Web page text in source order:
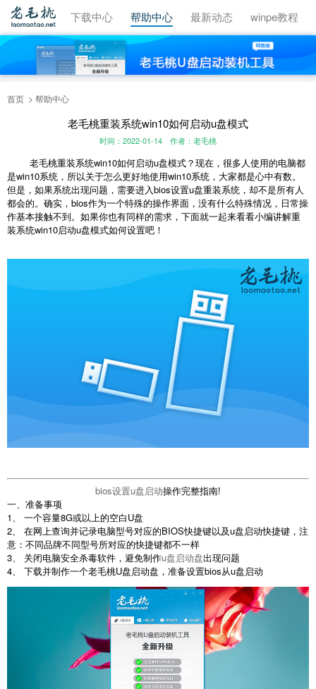
视频教程 下载中心 帮助中心 最新动态 winpe教程
首页 帮助中心
老毛桃重装系统win10如何启动u盘模式
时间：2022-01-14 作者：老毛桃
老毛桃重装系统win10如何启动u盘模式？现在，很多人使用的电脑都
是win10系统，所以关于怎么更好地使用win10系统，大家都是心中有数。
但是，如果系统出现问题，需要进入bios设置u盘重装系统，却不是所有人
都会的。确实，bios作为一个特殊的操作界面，没有什么特殊情况，日常操
作基本接触不到。如果你也有同样的需求，下面就一起来看看小编讲解重
装系统win10启动u盘模式如何设置吧！
bios设置u盘启动操作完整指南!
一、准备事项
1、 一个容量8G或以上的空白U盘
2、 在网上查询并记录电脑型号对应的BIOS快捷键以及u盘启动快捷键，注
意：不同品牌不同型号所对应的快捷键都不一样
3、 关闭电脑安全杀毒软件，避免制作u盘启动盘出现问题
4、 下载并制作一个老毛桃U盘启动盘，准备设置bios从u盘启动